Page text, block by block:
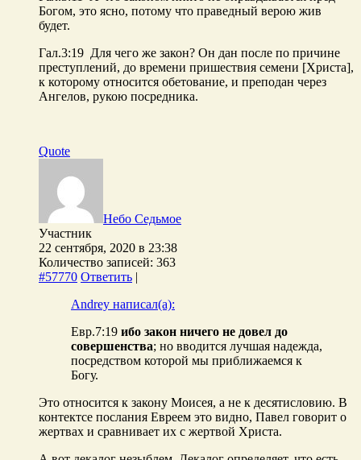
Богом, это ясно, потому что праведный верою жив
будет.
Гал.3:19 Для чего же закон? Он дан после по причине
преступлений, до времени пришествия семени [Христа],
к которому относится обетование, и преподан через
Ангелов, рукою посредника.
Quote
Небо Седьмое
Участник
22 сентября, 2020 в 23:38
Количество записей: 363
#57770 Ответить |
Andrey написал(а):
Евр.7:19 ибо закон ничего не довел до
совершенства; но вводится лучшая надежда,
посредством которой мы приближаемся к
Богу.
Это относится к закону Моисея, а не к десятисловию. В
контектсе послания Евреем это видно, Павел говорит о
жертвах и сравнивает их с жертвой Христа.